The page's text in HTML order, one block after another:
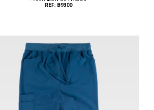
XS, S, M, L, XL, XXL
REF: B9300